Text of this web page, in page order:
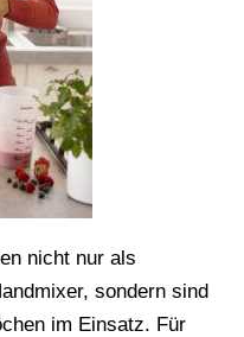
nicht nur als
sondern sind
im Einsatz. Für